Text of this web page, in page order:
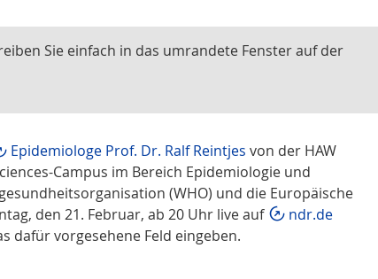
Sie einfach in das umrandete Fenster auf der
Epidemiologe Prof. Dr. Ralf Reintjes von der HAW
Campus im Bereich Epidemiologie und
(WHO) und die Europäische
den 21. Februar, ab 20 Uhr live auf
ndr.de
dafür vorgesehene Feld eingeben.